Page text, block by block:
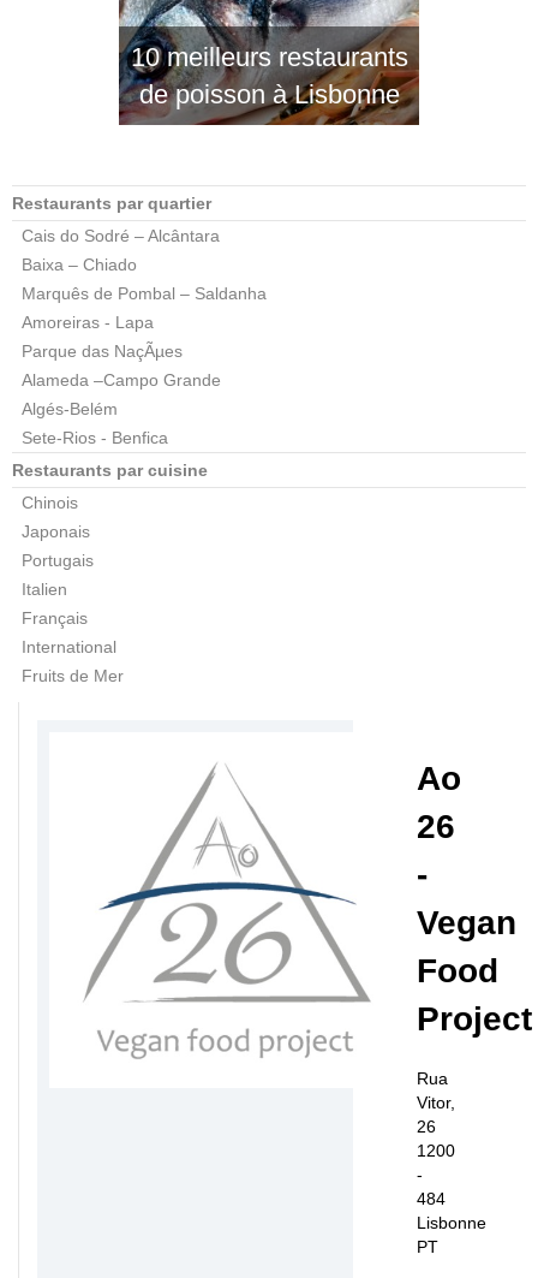
10 meilleurs restaurants
de poisson à Lisbonne
Restaurants par quartier
Cais do Sodré – Alcântara
Baixa – Chiado
Marquês de Pombal – Saldanha
Amoreiras - Lapa
Parque das NaçÃµes
Alameda –Campo Grande
Algés-Belém
Sete-Rios - Benfica
Restaurants par cuisine
Chinois
Japonais
Portugais
Italien
Français
International
Fruits de Mer
Ao
26
-
Vegan
Food
Project
Rua
Vitor,
26
1200
-
484
Lisbonne
PT